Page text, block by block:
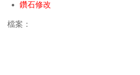
鑽石修改
檔案：